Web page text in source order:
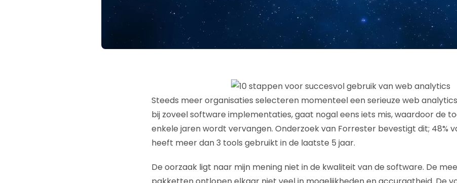
Steeds meer organisaties selecteren momenteel een serieuze web
bij zoveel software implementaties, gaat nogal eens iets mis, waardoor de
enkele jaren wordt vervangen. Onderzoek van Forrester bevestigt dit; 48%
heeft meer dan 3 tools gebruikt in de laatste 5 jaar.
De oorzaak ligt naar mijn mening niet in de kwaliteit van de software. De